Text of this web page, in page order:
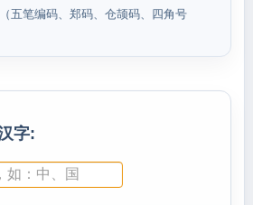
五笔编码、郑码、仓颉码、四角号
字: